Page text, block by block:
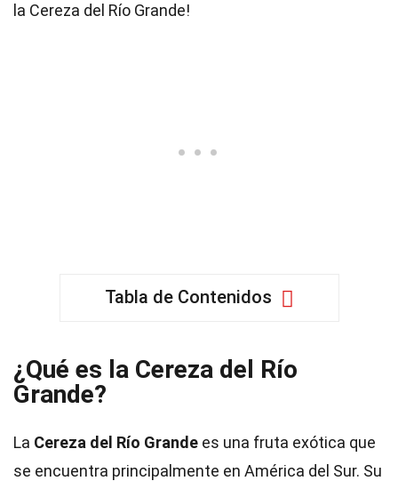
la Cereza del Río Grande!
Tabla de Contenidos
¿Qué es la Cereza del Río
Grande?
La Cereza del Río Grande es una fruta exótica que
se encuentra principalmente en América del Sur. Su